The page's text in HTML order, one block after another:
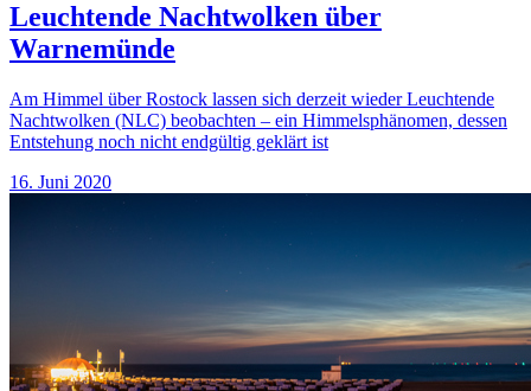
Leuchtende Nachtwolken über
Warnemünde
Am Himmel über Rostock lassen sich derzeit wieder Leuchtende
Nachtwolken (NLC) beobachten – ein Himmelsphänomen, dessen
Entstehung noch nicht endgültig geklärt ist
16. Juni 2020